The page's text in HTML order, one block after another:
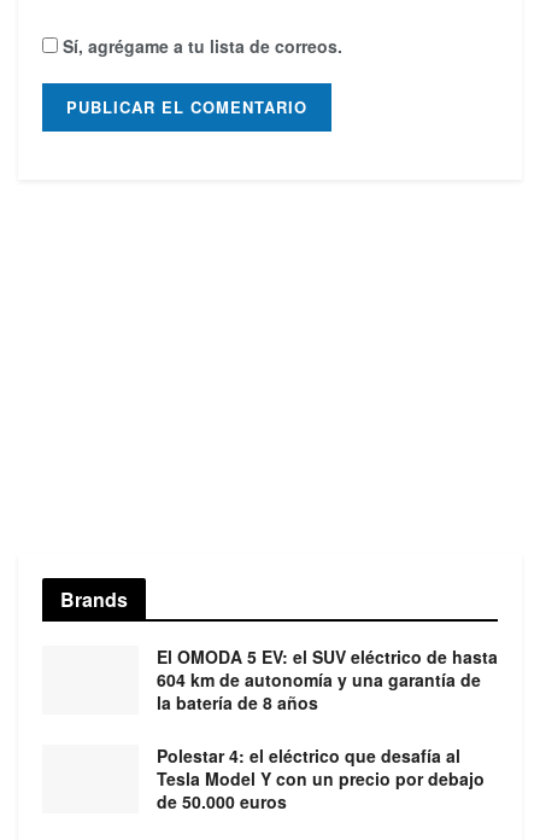
Sí, agrégame a tu lista de correos.
Brands
El OMODA 5 EV: el SUV eléctrico de hasta
604 km de autonomía y una garantía de
la batería de 8 años
Polestar 4: el eléctrico que desafía al
Tesla Model Y con un precio por debajo
de 50.000 euros